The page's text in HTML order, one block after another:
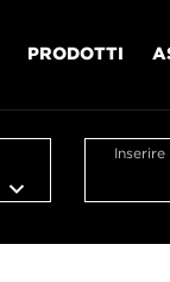
PRODOTTI